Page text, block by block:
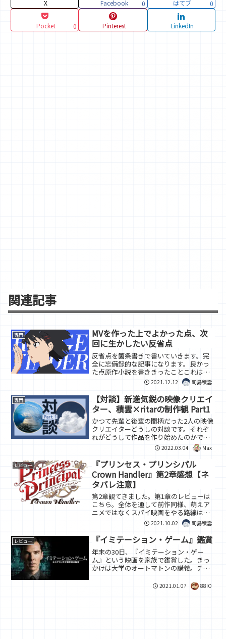
X Facebook 0 はてブ 0
Pocket 0 Pinterest LinkedIn
関連記事
専門
MVを作った上でよかった点、次
回に生かしたい反省点
反省点を箇条書きで書いていきます。完
全に忘備録的な記事になります。良かっ
た点原作小説を書ききったことこれはや
ってよかったことの一つですね。作曲の
人と作りたい物語の共通認識が持てたこ
とと、音楽の方向性を調整しているとき
に引用ができたこと。そし...
2021.12.12 司島積雲
専門
【対談】新進気鋭の映像クリエイ
ター、積雲×ritarの制作観 Part1
かつて先輩と後輩の間柄だった2人の映像
クリエイターどうしの対談です。それぞ
れがどうして作品を作り始めたのかであ
ったり、作品を作る上での苦労話、そし
て制作観について、お互いの思いを語っ
ています。ぜひ全部、見ていってくださ
い。(Part3まで続...
2022.03.04 Max
レビュー
『プリンセス・プリンシパル
Crown Handler』第2章感想【ネ
タバレ注意】
第2章観てきました。第1章のレビューは
こちら。全体を通して前作同様、萌えア
ニメではなくスパイ映画をやる路線はブ
レませんでした。流石。大きく設定が動
いたのは共和国がケイバーライト爆弾を
実用化したこと。冒頭はこの爆破実験か
らスタートします。にし...
2021.10.02 司島積雲
レビュー 『イミテーション・ゲーム』鑑賞
年末の30日、『イミテーション・ゲー
ム』という映画を家族で鑑賞した。きっ
かけは大学のオートマトンの講義。チュ
紹介していた。記憶は朧気だがウォッチ
リストに入れていたらしい。この作品は
2021.01.07 88IO